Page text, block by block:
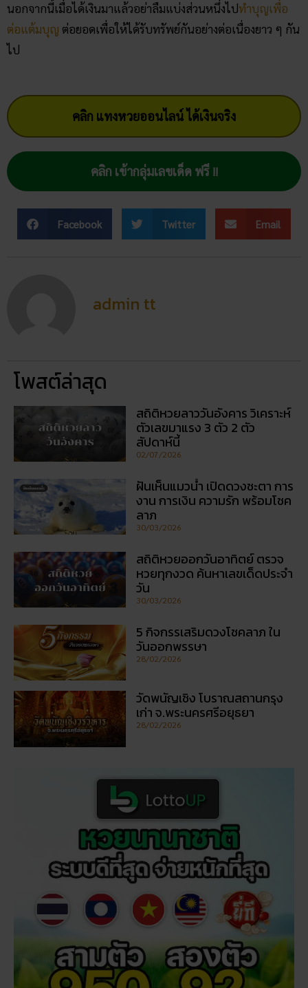
นอกจากนี้เมื่อได้เงินมาแล้วอย่าลืมแบ่งส่วนหนึ่งไปทำบุญเพื่อ
ต่อแต้มบุญ ต่อยอดเพื่อให้ได้รับทรัพย์กันอย่างต่อเนื่องยาว ๆ กัน
ไป
คลิก แทงหวยออนไลน์ ได้เงินจริง
คลิก เข้ากลุ่มเลขเด็ด ฟรี !!
Facebook Twitter Email
admin tt
โพสต์ล่าสุด
สถิติหวยลาววันอังคาร วิเคราะห์
ตัวเลขมาแรง 3 ตัว 2 ตัว
สัปดาห์นี้
02/07/2026
ฝันเห็นแมวน้ำ เปิดดวงชะตา การ
งาน การเงิน ความรัก พร้อมโชค
ลาภ
30/03/2026
สถิติหวยออกวันอาทิตย์ ตรวจ
หวยทุกงวด ค้นหาเลขเด็ดประจำ
วัน
30/03/2026
5 กิจกรรเสริมดวงโชคลาภ ใน
วันออกพรรษา
28/02/2026
วัดพนัญเชิง โบราณสถานกรุง
เก่า จ.พระนครศรีอยุธยา
28/02/2026